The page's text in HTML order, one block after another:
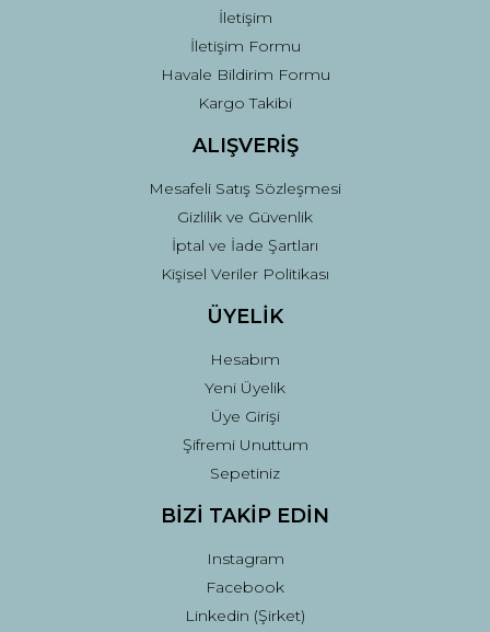
İletişim
İletişim Formu
Havale Bildirim Formu
Kargo Takibi
ALIŞVERİŞ
Mesafeli Satış Sözleşmesi
Gizlilik ve Güvenlik
İptal ve İade Şartları
Kişisel Veriler Politikası
ÜYELİK
Hesabım
Yeni Üyelik
Üye Girişi
Şifremi Unuttum
Sepetiniz
BİZİ TAKİP EDİN
Instagram
Facebook
Linkedin (Şirket)